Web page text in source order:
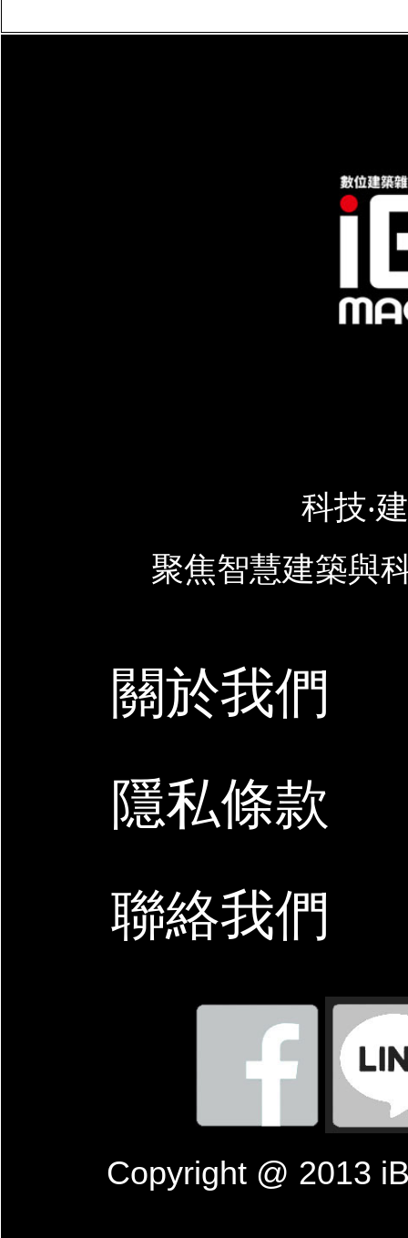
科技‧
聚焦智慧建築與
關於我們
隱私條款
聯絡我們
Copyright @ 2013